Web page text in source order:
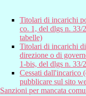
Titolari di incarichi
co. 1, del dlgs n. 33/
tabelle)
Titolari di incarichi
direzione o di
1-bis, del dlgs n. 33/
Cessati dall'incarico
pubblicare sul sito
Sanzioni per mancata